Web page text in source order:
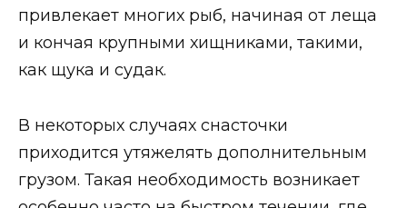
привлекает многих рыб, начиная от леща
и кончая крупными хищниками, такими,
как щука и судак.
В некоторых случаях снасточки
приходится утяжелять дополнительным
грузом. Такая необходимость возникает